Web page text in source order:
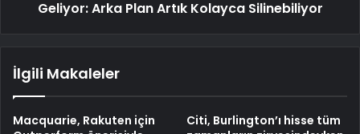
Geliyor: Arka Plan Artık Kolayca Silinebiliyor
İlgili Makaleler
Macquarie, Rakuten için
Citi, Burlington’ı hisse tüm